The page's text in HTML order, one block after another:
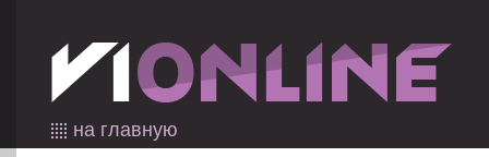
на главную